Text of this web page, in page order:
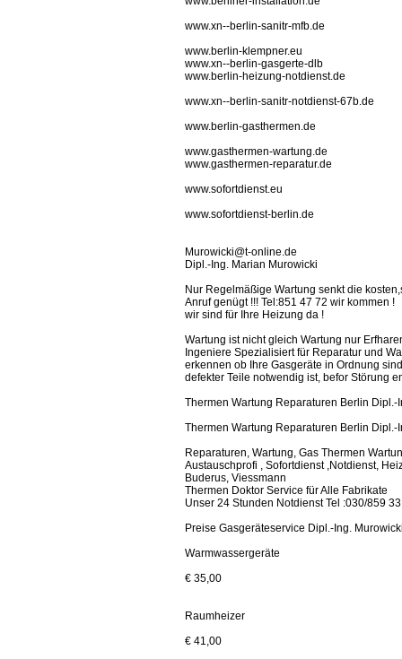
www.xn--berlin-sanitr-mfb.de
www.berlin-klempner.eu
www.xn--berlin-gasgerte-dlb
www.berlin-heizung-notdienst.de
www.xn--berlin-sanitr-notdienst-67b.de
www.berlin-gasthermen.de
www.gasthermen-wartung.de
www.gasthermen-reparatur.de
www.sofortdienst.eu
www.sofortdienst-berlin.de
Murowicki@t-online.de
Dipl.-Ing. Marian Murowicki
Nur Regelmäßige Wartung senkt die
Anruf genügt !!! Tel:851 47 72 wir kommen !
wir sind für Ihre Heizung da !
Wartung ist nicht gleich Wartung nur
Ingeniere Spezialisiert für Reparatur und
erkennen ob Ihre Gasgeräte in Ordnung
defekter Teile notwendig ist, befor Störung
Thermen Wartung Reparaturen Berlin
Thermen Wartung Reparaturen Berlin
Reparaturen, Wartung, Gas Thermen
Austauschprofi , Sofortdienst ,Notdienst,
Buderus, Viessmann
Thermen Doktor Service für Alle Fabrikate
Unser 24 Stunden Notdienst Tel :030/859
Preise Gasgeräteservice Dipl.-Ing.
Warmwassergeräte
€ 35,00
Raumheizer
€ 41,00